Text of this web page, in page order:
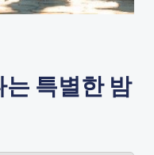
특별한 밤